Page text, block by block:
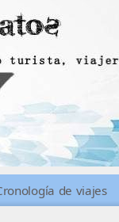
de viajes